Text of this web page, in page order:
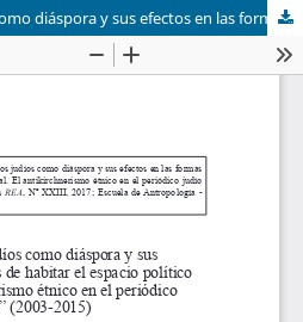
Etiquetando a los judíos como diáspora y sus efectos en las formas de habitar el espacio político local. El antikirchnerismo étnico en el periódico judío “Comunidades” (2003-2015)